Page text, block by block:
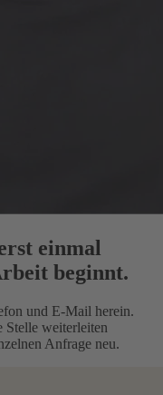
einmal
beginnt.
und E-Mail herein.
Stelle weiterleiten
Anfrage neu.